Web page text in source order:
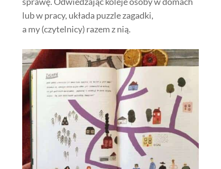
lub w pracy, układa puzzle zagadki,
a my (czytelnicy) razem z nią.